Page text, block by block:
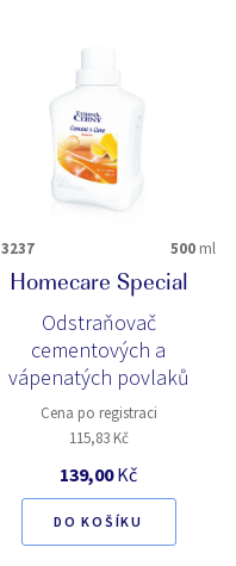
3237 500 ml
Homecare Special
Odstraňovač
cementových a
vápenatých povlaků
Cena po registraci
115,83 Kč
139,00Kč
DO KOŠÍKU